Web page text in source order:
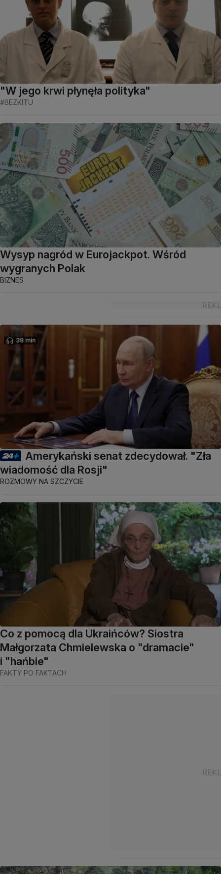
"W jego krwi płynęła polityka"
#BEZKITU
Wysyp nagród w Eurojackpot. Wśród
wygranych Polak
BIZNES
38 min
Amerykański senat zdecydował. "Zła
wiadomość dla Rosji"
ROZMOWY NA SZCZYCIE
Co z pomocą dla Ukraińców? Siostra
Małgorzata Chmielewska o "dramacie"
i "hańbie"
FAKTY PO FAKTACH